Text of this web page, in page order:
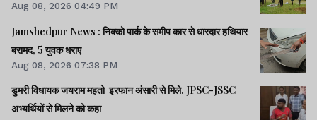
Aug 08, 2026 04:49 PM
Jamshedpur News : निक्को पार्क के समीप कार से धारदार हथियार
बरामद, 5 युवक धराए
Aug 08, 2026 07:38 PM
डुमरी विधायक जयराम महतो इरफान अंसारी से मिले, JPSC-JSSC
अभ्यर्थियों से मिलने को कहा